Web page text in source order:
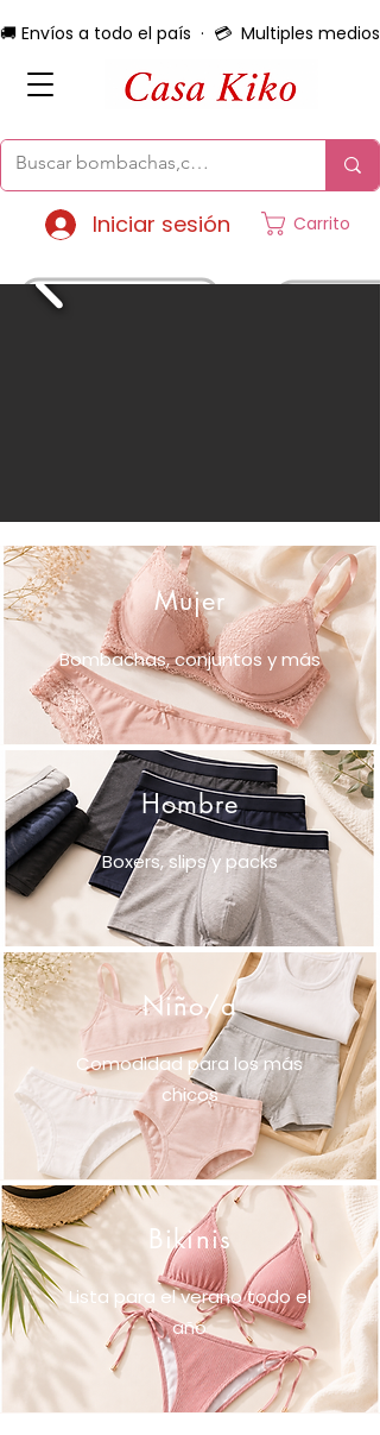
🚚 Envíos a todo el país  ·  💳  Multiples
Iniciar sesión Carrito
Mujer
Bombachas, conjuntos y más
Hombre
Boxers, slips y packs
Niño/a
Comodidad para los más
chicos
Bikinis
Lista para el verano todo el
año